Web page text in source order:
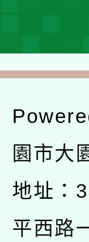
園市大
地址：
平西路